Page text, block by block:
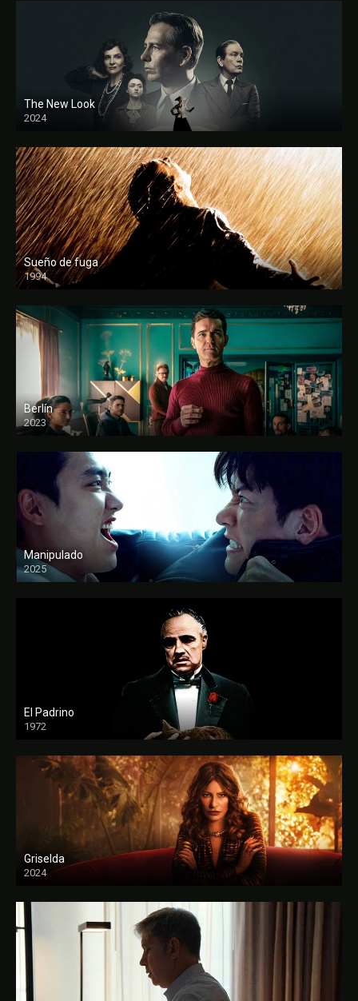
The New Look
2024
Sueño de fuga
1994
FULL HD
Berlín
2023
Manipulado
2025
El Padrino
1972
FULL HD
Griselda
2024